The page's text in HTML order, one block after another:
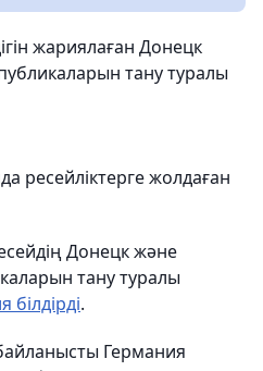
жариялаған Донецк
тану туралы
ресейліктерге жолдаған
Донецк және
тану туралы
білдірді.
Германия